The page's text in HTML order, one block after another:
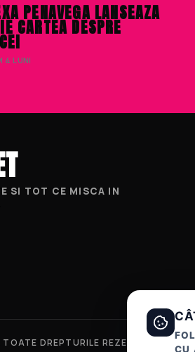
PENAVEGA LANSEAZA
CARTEA DESPRE
4 LUNI
SI TOT CE MISCA IN
DREPTURILE REZERVATE.
CU